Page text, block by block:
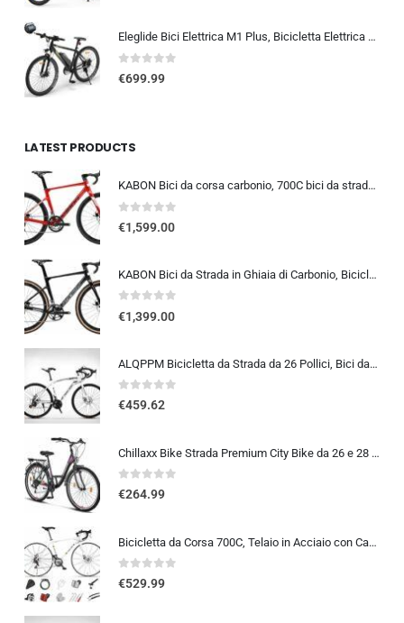
Eleglide Bici Elettrica M1 Plus, Bicicletta Elettrica 27,5″, Mountain Bike Elettrica, mtb elettrica Batteria Rimovibile 12,5 Ah, 21 Velocità, bicicletta elettrica pedalata assistita
0out of 5
€699.99
LATEST PRODUCTS
KABON Bici da corsa carbonio, 700C bici da strada T800 Completamente carbonio con Shimano 105 R7000 22 velocità 8.1 KG Leg…
0out of 5
€1,599.00
KABON Bici da Strada in Ghiaia di Carbonio, Bicicletta con Telaio in Fibra di Carbonio T800 con Bicicletta da Corsa con Fr…
0out of 5
€1,399.00
ALQPPM Bicicletta da Strada da 26 Pollici, Bici da 24 Velocità, Freno a Doppio Disco, Telaio in Acciaio ad Alto Tenore Di …
0out of 5
€459.62
Chillaxx Bike Strada Premium City Bike da 26 e 28 pollici, bicicletta per ragazze, ragazzi, uomini e donne, cambio a 21 ma…
0out of 5
€264.99
Bicicletta da Corsa 700C, Telaio in Acciaio con Cambio a 24/27/30 Marce, Bicicletta da Strada per Uomo Donna, Bici da Stra…
0out of 5
€529.99